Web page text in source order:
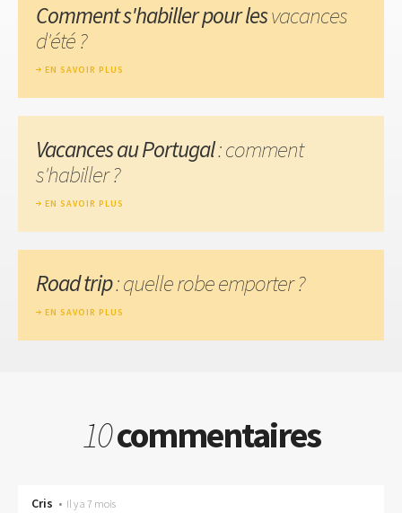
Comment s'habiller pour lesvacances
d'été ?
EN SAVOIR PLUS
Vacances au Portugal: comment
s'habiller ?
EN SAVOIR PLUS
Road trip: quelle robe emporter ?
EN SAVOIR PLUS
10commentaires
Cris • Il y a 7 mois